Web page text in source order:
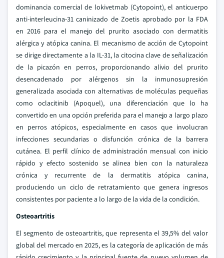
dominancia comercial de lokivetmab (Cytopoint), el anticuerpo
anti-interleucina-31 caninizado de Zoetis aprobado por la FDA
en 2016 para el manejo del prurito asociado con dermatitis
alérgica y atópica canina. El mecanismo de acción de Cytopoint
se dirige directamente a la IL-31, la citocina clave de señalización
de la picazón en perros, proporcionando alivio del prurito
desencadenado por alérgenos sin la inmunosupresión
generalizada asociada con alternativas de moléculas pequeñas
como oclacitinib (Apoquel), una diferenciación que lo ha
convertido en una opción preferida para el manejo a largo plazo
en perros atópicos, especialmente en casos que involucran
infecciones secundarias o disfunción crónica de la barrera
cutánea. El perfil clínico de administración mensual con inicio
rápido y efecto sostenido se alinea bien con la naturaleza
crónica y recurrente de la dermatitis atópica canina,
produciendo un ciclo de retratamiento que genera ingresos
consistentes por paciente a lo largo de la vida de la condición.
Osteoartritis
El segmento de osteoartritis, que representa el 39,5% del valor
global del mercado en 2025, es la categoría de aplicación de más